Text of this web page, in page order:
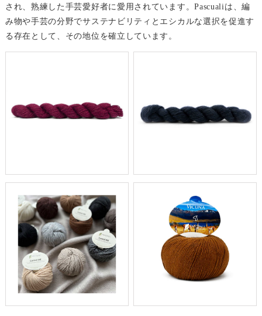
され、熟練した手芸愛好者に愛用されています。Pascualiは、編
み物や手芸の分野でサステナビリティとエシカルな選択を促進す
る存在として、その地位を確立しています。